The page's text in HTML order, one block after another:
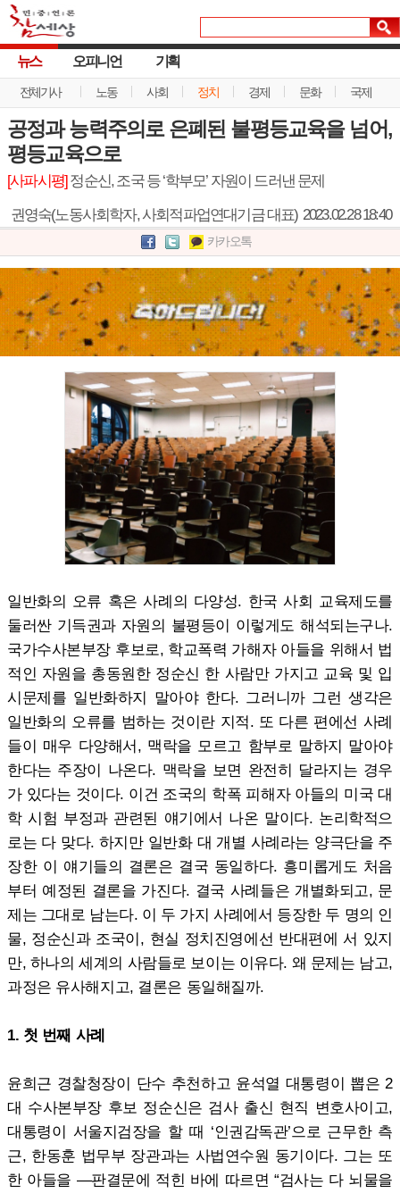
뉴스
전체기사 노동 사회 정치 경제 문화 국제
오피니언 기획
공정과 능력주의로 은폐된 불평등교육을 넘어,
평등교육으로
[사파시평]정순신, 조국 등 ‘학부모’ 자원이 드러낸 문제
권영숙(노동사회학자, 사회적파업연대기금 대표) 2023.02.28 18:40
카카오톡
일반화의 오류 혹은 사례의 다양성. 한국 사회 교육제도를
둘러싼 기득권과 자원의 불평등이 이렇게도 해석되는구나.
국가수사본부장 후보로, 학교폭력 가해자 아들을 위해서 법
적인 자원을 총동원한 정순신 한 사람만 가지고 교육 및 입
시문제를 일반화하지 말아야 한다. 그러니까 그런 생각은
일반화의 오류를 범하는 것이란 지적. 또 다른 편에선 사례
들이 매우 다양해서, 맥락을 모르고 함부로 말하지 말아야
한다는 주장이 나온다. 맥락을 보면 완전히 달라지는 경우
가 있다는 것이다. 이건 조국의 학폭 피해자 아들의 미국 대
학 시험 부정과 관련된 얘기에서 나온 말이다. 논리학적으
로는 다 맞다. 하지만 일반화 대 개별 사례라는 양극단을 주
장한 이 얘기들의 결론은 결국 동일하다. 흥미롭게도 처음
부터 예정된 결론을 가진다. 결국 사례들은 개별화되고, 문
제는 그대로 남는다. 이 두 가지 사례에서 등장한 두 명의 인
물, 정순신과 조국이, 현실 정치진영에선 반대편에 서 있지
만, 하나의 세계의 사람들로 보이는 이유다. 왜 문제는 남고,
과정은 유사해지고, 결론은 동일해질까.
1. 첫 번째 사례
윤희근 경찰청장이 단수 추천하고 윤석열 대통령이 뽑은 2
대 수사본부장 후보 정순신은 검사 출신 현직 변호사이고,
대통령이 서울지검장을 할 때 ‘인권감독관’으로 근무한 측
근, 한동훈 법무부 장관과는 사법연수원 동기이다. 그는 또
한 아들을 ―판결문에 적힌 바에 따르면 “검사는 다 뇌물을